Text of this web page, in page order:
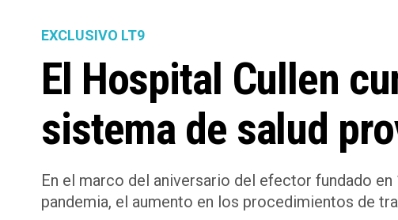
EXCLUSIVO LT9
El Hospital Cullen
sistema de salud
En el marco del aniversario del efector fundado
pandemia, el aumento en los procedimientos de